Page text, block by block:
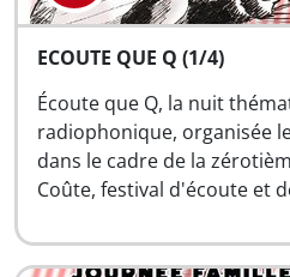
ECOUTE QUE Q (1/4)
Écoute que Q, la nuit
radiophonique, organisée
dans le cadre de la
Coûte, festival d'écoute et